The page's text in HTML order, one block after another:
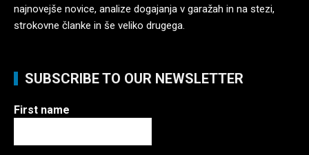
najnovejše novice, analize dogajanja v garažah in na stezi,
strokovne članke in še veliko drugega.
SUBSCRIBE TO OUR NEWSLETTER
First name